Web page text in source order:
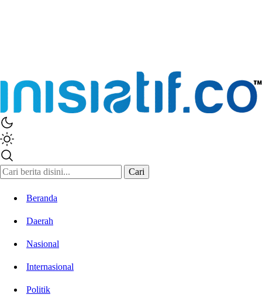
Inisiatif.co
Stay Connected Stay Informed
Cari
Beranda
Daerah
Nasional
Internasional
Politik